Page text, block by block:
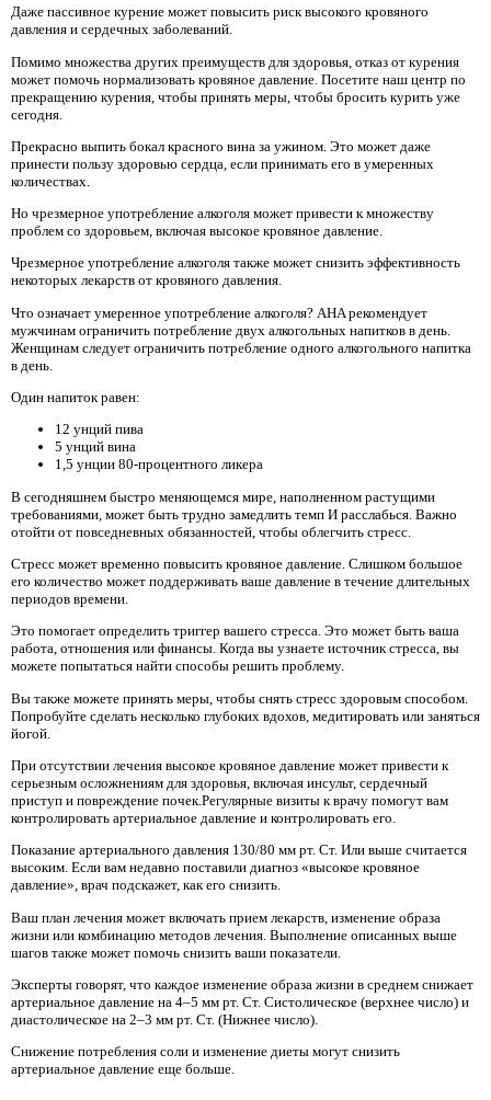
Даже пассивное курение может повысить риск высокого кровяного
давления и сердечных заболеваний.
Помимо множества других преимуществ для здоровья, отказ от курения
может помочь нормализовать кровяное давление. Посетите наш центр по
прекращению курения, чтобы принять меры, чтобы бросить курить уже
сегодня.
Прекрасно выпить бокал красного вина за ужином. Это может даже
принести пользу здоровью сердца, если принимать его в умеренных
количествах.
Но чрезмерное употребление алкоголя может привести к множеству
проблем со здоровьем, включая высокое кровяное давление.
Чрезмерное употребление алкоголя также может снизить эффективность
некоторых лекарств от кровяного давления.
Что означает умеренное употребление алкоголя? AHA рекомендует
мужчинам ограничить потребление двух алкогольных напитков в день.
Женщинам следует ограничить потребление одного алкогольного напитка
в день.
Один напиток равен:
12 унций пива
5 унций вина
1,5 унции 80-процентного ликера
В сегодняшнем быстро меняющемся мире, наполненном растущими
требованиями, может быть трудно замедлить темп И расслабься. Важно
отойти от повседневных обязанностей, чтобы облегчить стресс.
Стресс может временно повысить кровяное давление. Слишком большое
его количество может поддерживать ваше давление в течение длительных
периодов времени.
Это помогает определить триггер вашего стресса. Это может быть ваша
работа, отношения или финансы. Когда вы узнаете источник стресса, вы
можете попытаться найти способы решить проблему.
Вы также можете принять меры, чтобы снять стресс здоровым способом.
Попробуйте сделать несколько глубоких вдохов, медитировать или заняться
йогой.
При отсутствии лечения высокое кровяное давление может привести к
серьезным осложнениям для здоровья, включая инсульт, сердечный
приступ и повреждение почек.Регулярные визиты к врачу помогут вам
контролировать артериальное давление и контролировать его.
Показание артериального давления 130/80 мм рт. Ст. Или выше считается
высоким. Если вам недавно поставили диагноз «высокое кровяное
давление», врач подскажет, как его снизить.
Ваш план лечения может включать прием лекарств, изменение образа
жизни или комбинацию методов лечения. Выполнение описанных выше
шагов также может помочь снизить ваши показатели.
Эксперты говорят, что каждое изменение образа жизни в среднем снижает
артериальное давление на 4–5 мм рт. Ст. Систолическое (верхнее число) и
диастолическое на 2–3 мм рт. Ст. (Нижнее число).
Снижение потребления соли и изменение диеты могут снизить
артериальное давление еще больше.